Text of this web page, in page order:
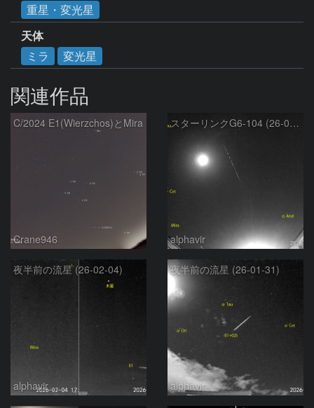
重星・変光星
天体
ミラ
変光星
関連作品
C/2024 E1(Wierzchos)とMira
Crane946
スターリンクG6-104 (26-02-23)
alphavir
夜半前の流星 (26-02-04)
alphavir
夜半前の流星 (26-01-31)
alphavir